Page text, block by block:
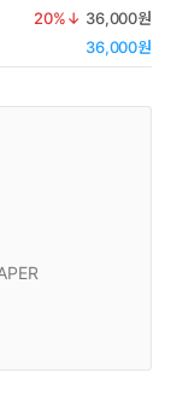
20%↓ 36,000원
36,000원